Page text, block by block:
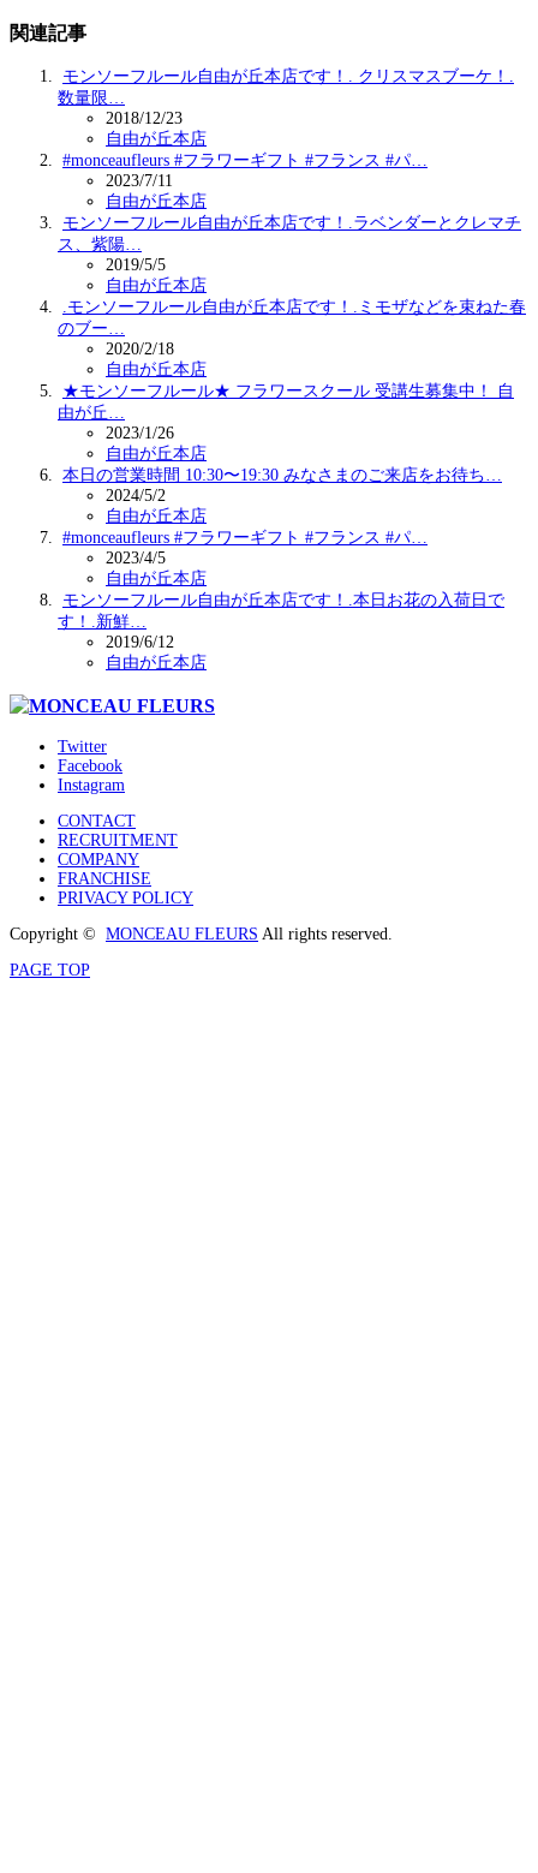
関連記事
モンソーフルール自由が丘本店です！. クリスマスブーケ！.
数量限…
2018/12/23
自由が丘本店
#monceaufleurs #フラワーギフト #フランス #パ…
2023/7/11
自由が丘本店
モンソーフルール自由が丘本店です！.ラベンダーとクレマチ
ス、紫陽…
2019/5/5
自由が丘本店
.モンソーフルール自由が丘本店です！.ミモザなどを束ねた春
のブー…
2020/2/18
自由が丘本店
★モンソーフルール★ フラワースクール 受講生募集中！ 自
由が丘…
2023/1/26
自由が丘本店
本日の営業時間 10:30〜19:30 みなさまのご来店をお待ち…
2024/5/2
自由が丘本店
#monceaufleurs #フラワーギフト #フランス #パ…
2023/4/5
自由が丘本店
モンソーフルール自由が丘本店です！.本日お花の入荷日で
す！.新鮮…
2019/6/12
自由が丘本店
Twitter
Facebook
Instagram
CONTACT
RECRUITMENT
COMPANY
FRANCHISE
PRIVACY POLICY
Copyright © MONCEAU FLEURS All rights reserved.
PAGE TOP